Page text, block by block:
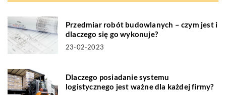
Przedmiar robót budowlanych – czym jest i
dlaczego się go wykonuje?
23-02-2023
Dlaczego posiadanie systemu
logistycznego jest ważne dla każdej firmy?